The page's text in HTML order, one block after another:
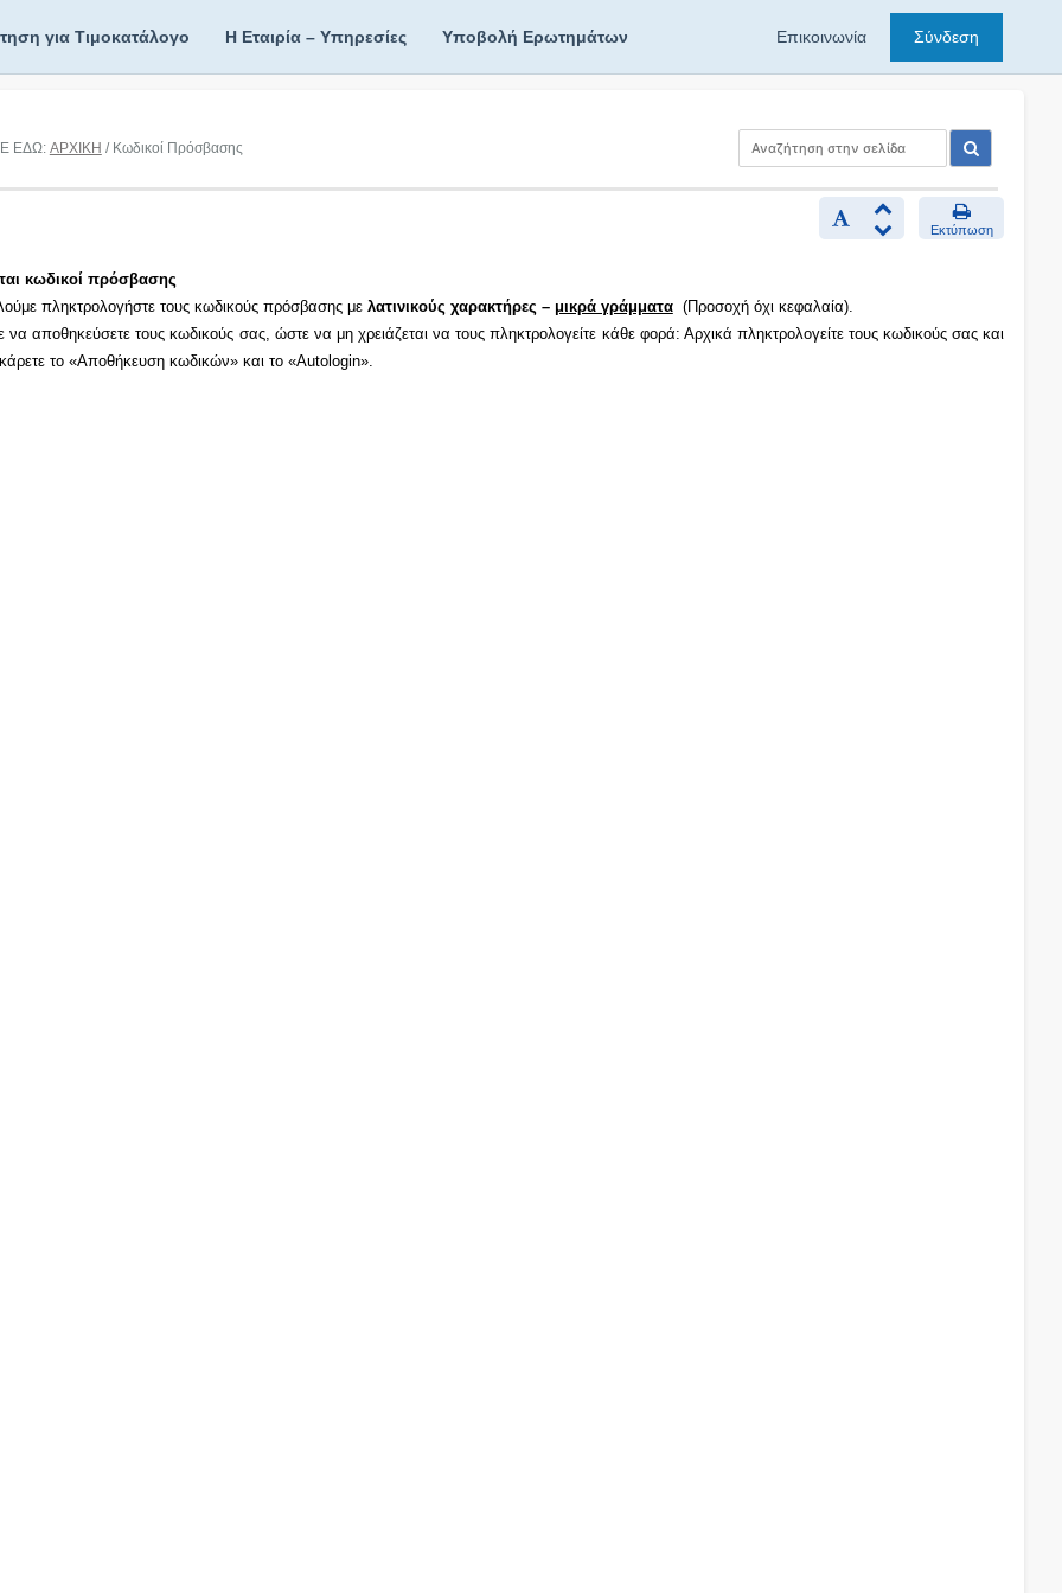
για Τιμοκατάλογο Η Εταιρία – Υπηρεσίες Υποβολή Ερωτημάτων Επικοινωνία Σύνδεση
ΕΔΩ: ΑΡΧΙΚΗ / Κωδικοί Πρόσβασης
Εκτύπωση
κωδικοί πρόσβασης
πληκτρολογήστε τους κωδικούς πρόσβασης με λατινικούς χαρακτήρες – μικρά γράμματα(Προσοχή όχι κεφαλαία).
να αποθηκεύσετε τους κωδικούς σας, ώστε να μη χρειάζεται να τους πληκτρολογείτε κάθε φορά: Αρχικά πληκτρολογείτε τους κωδικούς σας και
το «Αποθήκευση κωδικών» και το «Autologin».